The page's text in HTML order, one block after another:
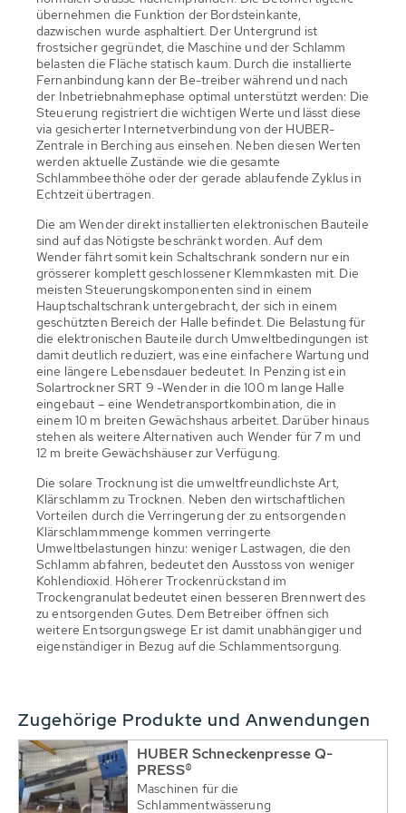
übernehmen die Funktion der Bordsteinkante,
dazwischen wurde asphaltiert. Der Untergrund ist
frostsicher gegründet, die Maschine und der Schlamm
belasten die Fläche statisch kaum. Durch die installierte
Fernanbindung kann der Be-treiber während und nach
der Inbetriebnahmephase optimal unterstützt werden: Die
Steuerung registriert die wichtigen Werte und lässt diese
via gesicherter Internetverbindung von der HUBER-
Zentrale in Berching aus einsehen. Neben diesen Werten
werden aktuelle Zustände wie die gesamte
Schlammbeethöhe oder der gerade ablaufende Zyklus in
Echtzeit übertragen.
Die am Wender direkt installierten elektronischen Bauteile
sind auf das Nötigste beschränkt worden. Auf dem
Wender fährt somit kein Schaltschrank sondern nur ein
grösserer komplett geschlossener Klemmkasten mit. Die
meisten Steuerungskomponenten sind in einem
Hauptschaltschrank untergebracht, der sich in einem
geschützten Bereich der Halle befindet. Die Belastung für
die elektronischen Bauteile durch Umweltbedingungen ist
damit deutlich reduziert, was eine einfachere Wartung und
eine längere Lebensdauer bedeutet. In Penzing ist ein
Solartrockner SRT 9 -Wender in die 100 m lange Halle
eingebaut – eine Wendetransportkombination, die in
einem 10 m breiten Gewächshaus arbeitet. Darüber hinaus
stehen als weitere Alternativen auch Wender für 7 m und
12 m breite Gewächshäuser zur Verfügung.
Die solare Trocknung ist die umweltfreundlichste Art,
Klärschlamm zu Trocknen. Neben den wirtschaftlichen
Vorteilen durch die Verringerung der zu entsorgenden
Klärschlammmenge kommen verringerte
Umweltbelastungen hinzu: weniger Lastwagen, die den
Schlamm abfahren, bedeutet den Ausstoss von weniger
Kohlendioxid. Höherer Trockenrückstand im
Trockengranulat bedeutet einen besseren Brennwert des
zu entsorgenden Gutes. Dem Betreiber öffnen sich
weitere Entsorgungswege Er ist damit unabhängiger und
eigenständiger in Bezug auf die Schlammentsorgung.
Zugehörige Produkte und Anwendungen
HUBER Schneckenpresse Q-
PRESS®
Maschinen für die
Schlammentwässerung